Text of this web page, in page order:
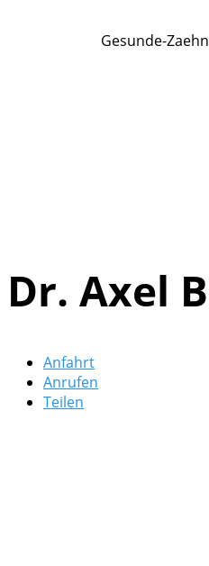
Gesunde-
Dr. Axel
Anfahrt
Anrufen
Teilen